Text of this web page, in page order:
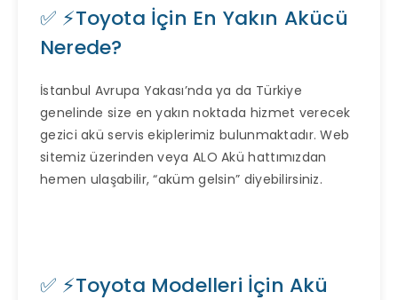
✅ ⚡Toyota İçin En Yakın Akücü
Nerede?
İstanbul Avrupa Yakası’nda ya da Türkiye
genelinde size en yakın noktada hizmet verecek
gezici akü servis ekiplerimiz bulunmaktadır. Web
sitemiz üzerinden veya ALO Akü hattımızdan
hemen ulaşabilir, “aküm gelsin” diyebilirsiniz.
✅ ⚡Toyota Modelleri İçin Akü